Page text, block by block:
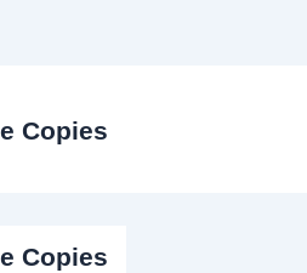
Copies
Copies